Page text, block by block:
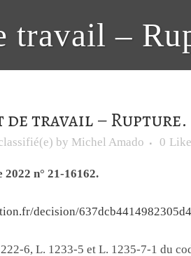
travail –
travail – Rupture.
by Michel Amado 0
2022 n° 21-16162.
decision/
6, L. 1233-5 et L. 1235-7-1 du